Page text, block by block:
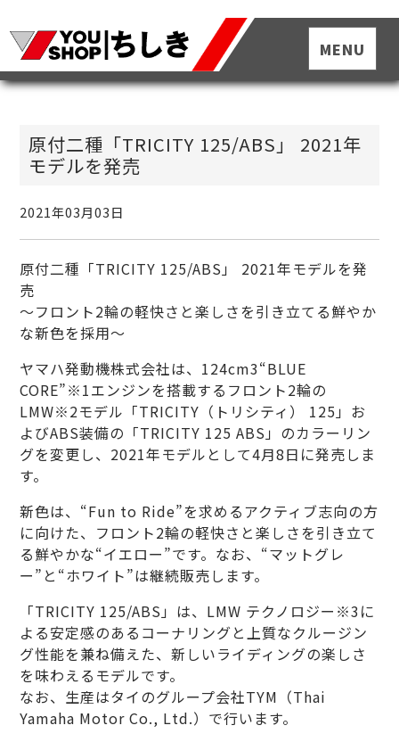
原付二種「TRICITY 125/ABS」 2021年
モデルを発売
2021年03月03日
原付二種「TRICITY 125/ABS」 2021年モデルを発
売
～フロント2輪の軽快さと楽しさを引き立てる鮮やか
な新色を採用～
ヤマハ発動機株式会社は、124cm3“BLUE
CORE”※1エンジンを搭載するフロント2輪の
LMW※2モデル「TRICITY（トリシティ） 125」お
よびABS装備の「TRICITY 125 ABS」のカラーリン
グを変更し、2021年モデルとして4月8日に発売しま
す。
新色は、“Fun to Ride”を求めるアクティブ志向の方
に向けた、フロント2輪の軽快さと楽しさを引き立て
る鮮やかな“イエロー”です。なお、“マットグレ
ー”と“ホワイト”は継続販売します。
「TRICITY 125/ABS」は、LMW テクノロジー※3に
よる安定感のあるコーナリングと上質なクルージン
グ性能を兼ね備えた、新しいライディングの楽しさ
を味わえるモデルです。
なお、生産はタイのグループ会社TYM（Thai
Yamaha Motor Co., Ltd.）で行います。